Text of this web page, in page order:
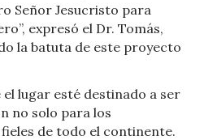
Señor Jesucristo para
expresó el Dr. Tomás,
la batuta de este proyecto
lugar esté destinado a ser
no solo para los
de todo el continente.